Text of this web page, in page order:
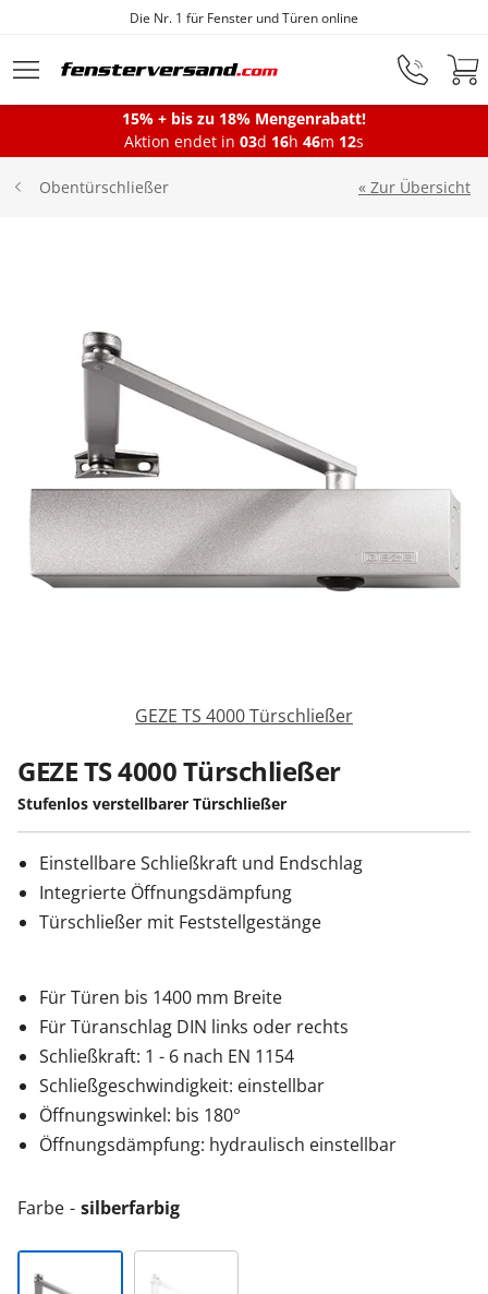
Zum Hauptinhalt springen
Die Nr. 1 für Fenster und Türen online
Montageservice
Terrassentüren
Haustüren
Sonnenschutz
Kontakt / Hilfe
15% + bis zu 18% Mengenrabatt!
Aktion endet in 03d 16h 46m 11s
« Zur Übersicht
Obentürschließer
GEZE TS 4000 Türschließer
GEZE TS 4000 Türschließer
Stufenlos verstellbarer Türschließer
Einstellbare Schließkraft und Endschlag
Integrierte Öffnungsdämpfung
Türschließer mit Feststellgestänge
Für Türen bis 1400 mm Breite
Für Türanschlag DIN links oder rechts
Schließkraft: 1 - 6 nach EN 1154
Schließgeschwindigkeit: einstellbar
Öffnungswinkel: bis 180°
Öffnungsdämpfung: hydraulisch einstellbar
Farbe silberfarbig